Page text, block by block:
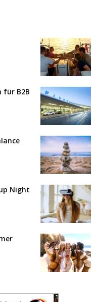
für B2B
Night